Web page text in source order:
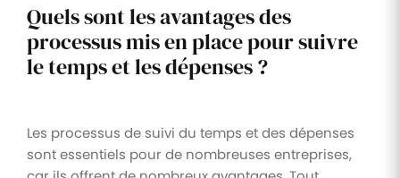
Quels sont les avantages des
processus mis en place pour suivre
le temps et les dépenses ?
Les processus de suivi du temps et des dépenses
sont essentiels pour de nombreuses entreprises,